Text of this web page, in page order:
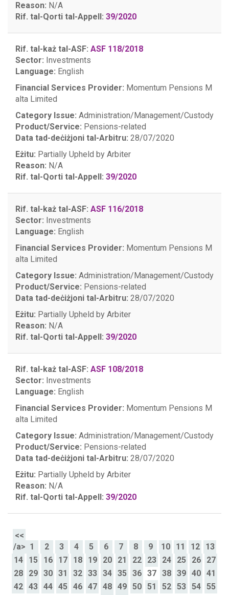
Reason: N/A
Rif. tal-Qorti tal-Appell: 39/2020
Rif. tal-każ tal-ASF: ASF 118/2018
Sector: Investments
Language: English
Financial Services Provider: Momentum Pensions M
alta Limited
Category Issue: Administration/Management/Custody
Product/Service: Pensions-related
Data tad-deċiżjoni tal-Arbitru: 28/07/2020
Eżitu: Partially Upheld by Arbiter
Reason: N/A
Rif. tal-Qorti tal-Appell: 39/2020
Rif. tal-każ tal-ASF: ASF 116/2018
Sector: Investments
Language: English
Financial Services Provider: Momentum Pensions M
alta Limited
Category Issue: Administration/Management/Custody
Product/Service: Pensions-related
Data tad-deċiżjoni tal-Arbitru: 28/07/2020
Eżitu: Partially Upheld by Arbiter
Reason: N/A
Rif. tal-Qorti tal-Appell: 39/2020
Rif. tal-każ tal-ASF: ASF 108/2018
Sector: Investments
Language: English
Financial Services Provider: Momentum Pensions M
alta Limited
Category Issue: Administration/Management/Custody
Product/Service: Pensions-related
Data tad-deċiżjoni tal-Arbitru: 28/07/2020
Eżitu: Partially Upheld by Arbiter
Reason: N/A
Rif. tal-Qorti tal-Appell: 39/2020
<<
/a> 1 2 3 4 5 6 7 8 9 10 11 12
13
14
15 16 17 18 19 20 21 22 23 24 25 26
27
28
29 30 31 32 33 34 35 36 37 38 39 40
41
42
43 44 45 46 47 48 49 50 51 52 53 54 55